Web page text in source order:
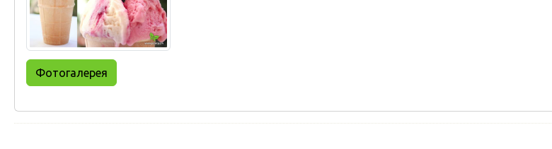
Фотогалерея